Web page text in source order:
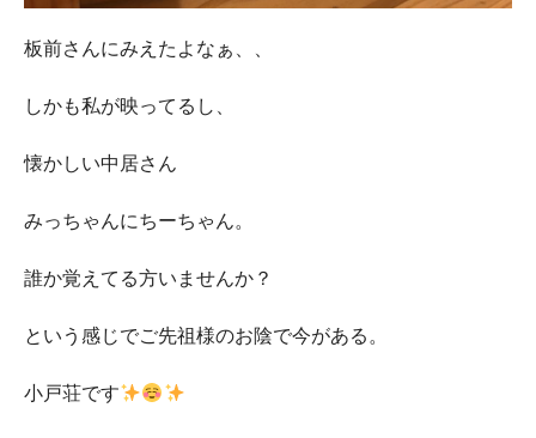
板前さんにみえたよなぁ、、
しかも私が映ってるし、
懐かしい中居さん
みっちゃんにちーちゃん。
誰か覚えてる方いませんか？
という感じでご先祖様のお陰で今がある。
小戸荘です